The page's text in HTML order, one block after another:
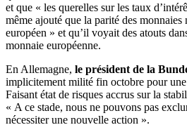
et que « les querelles sur les taux
même ajouté que la parité des monnaies
européen » et qu’il voyait des atouts
monnaie européenne.
En Allemagne, le président de la
implicitement milité fin octobre pour
Faisant état de risques accrus sur la
« A ce stade, nous ne pouvons pas
nécessiter une nouvelle action ».